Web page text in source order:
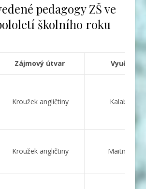
pedagogy ZŠ ve
školního roku
Zájmový útvar Vyučující
Kroužek angličtiny Kalabisová
Kroužek angličtiny Maitnerová